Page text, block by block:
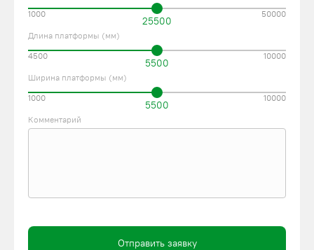
25500
1000 50000
Длина платформы (мм)
5500
4500 10000
Ширина платформы (мм)
5500
1000 10000
Комментарий
Отправить заявку